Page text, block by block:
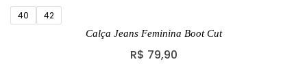
40 42
Calça Jeans Feminina Boot Cut
R$ 79,90